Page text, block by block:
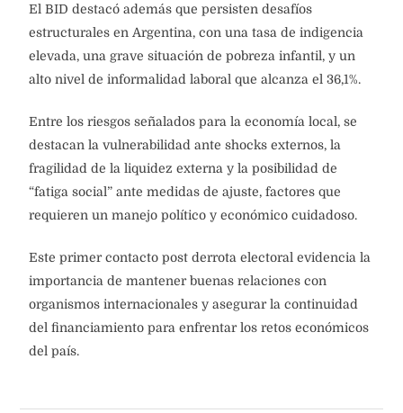
El BID destacó además que persisten desafíos
estructurales en Argentina, con una tasa de indigencia
elevada, una grave situación de pobreza infantil, y un
alto nivel de informalidad laboral que alcanza el 36,1%.
Entre los riesgos señalados para la economía local, se
destacan la vulnerabilidad ante shocks externos, la
fragilidad de la liquidez externa y la posibilidad de
“fatiga social” ante medidas de ajuste, factores que
requieren un manejo político y económico cuidadoso.
Este primer contacto post derrota electoral evidencia la
importancia de mantener buenas relaciones con
organismos internacionales y asegurar la continuidad
del financiamiento para enfrentar los retos económicos
del país.